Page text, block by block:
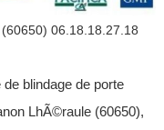
06.18.18.27.18
blindage de porte
LhÃ©raule (60650),